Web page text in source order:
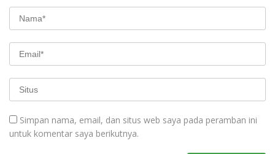
Simpan nama, email, dan situs web saya pada peramban ini
untuk komentar saya berikutnya.